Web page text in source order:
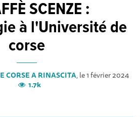
SCENZE :
à l'Université de
corse
CORSE A RINASCITA, le 1 février 2024
1.7k